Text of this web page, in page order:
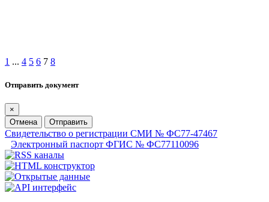
1 ... 4 5 6 7 8
Отправить документ
×
Отмена
Отправить
Свидетельство о регистрации СМИ № ФС77-47467
Электронный паспорт ФГИС № ФС77110096